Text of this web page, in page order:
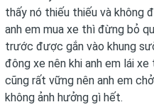
thấy nó thiếu thiếu và không
anh em mua xe thì đừng bỏ
trước được gắn vào khung
đông xe nên khi anh em lái
cũng rất vững nên anh em
không ảnh hưởng gì hết.